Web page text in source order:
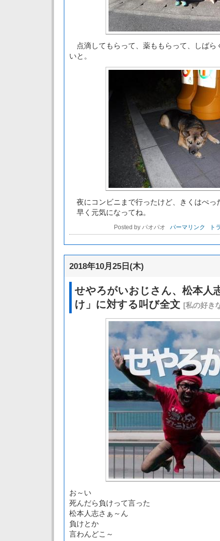
点滴してもらって、薬ももらって、しばら
いと。
夜にコンビニまで行ったけど、きくはぺっ
早く元気になってね。
Posted by パオパオ パーマリンク ト
2018年10月25日(木)
せやろがいおじさん、松本人
け」に対する叫び全文 [私の好き
お～い
死んだら負けって言った
松本人志さぁ～ん
負けとか
言わんどこ～